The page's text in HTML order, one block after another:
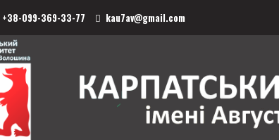
+38-099-369-33-77 kau7av@gmail.com